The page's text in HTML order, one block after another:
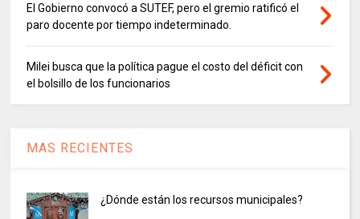
El Gobierno convocó a SUTEF, pero el gremio ratificó el
paro docente por tiempo indeterminado.
Milei busca que la política pague el costo del déficit con
el bolsillo de los funcionarios
MAS RECIENTES
¿Dónde están los recursos municipales?